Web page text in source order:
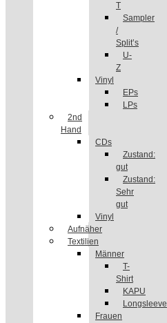
T
Sampler
/
Split’s
U-
Z
Vinyl
EPs
LPs
2nd
Hand
CDs
Zustand:
gut
Zustand:
Sehr
gut
Vinyl
Aufnäher
Textilien
Männer
T-
Shirt
KAPU
Longsleeve
Frauen